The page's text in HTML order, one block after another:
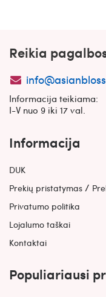
Reikia
Informacija teikiama:
I-V nuo 9 iki 17 val.
Informacija
DUK
Prekių pristatymas /
Privatumo politika
Lojalumo taškai
Kontaktai
Populiariausi